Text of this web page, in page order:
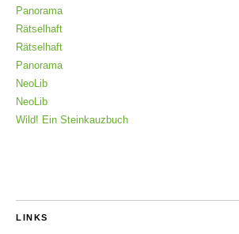
Panorama
Rätselhaft
Rätselhaft
Panorama
NeoLib
NeoLib
Wild! Ein Steinkauzbuch
LINKS